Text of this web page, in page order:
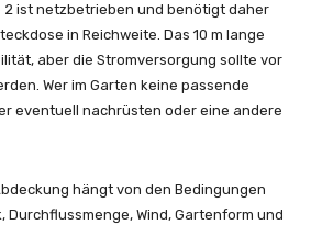
2 ist netzbetrieben und benötigt daher
in Reichweite. Das 10 m lange
aber die Stromversorgung sollte vor
Wer im Garten keine passende
eventuell nachrüsten oder eine andere
hängt von den Bedingungen
Durchflussmenge, Wind, Gartenform und